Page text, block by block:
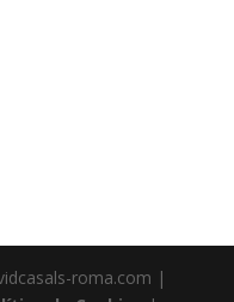
roma.com |